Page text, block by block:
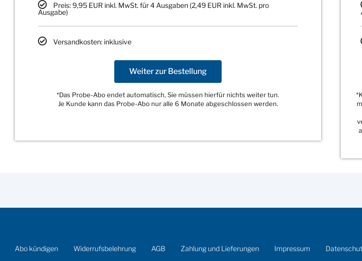
Preis: 9,95 EUR inkl. MwSt. für 4 Ausgaben (2,49 EUR inkl. MwSt. pro
Ausgabe)
Versandkosten: inklusive
Weiter zur Bestellung
*Das Probe-Abo endet automatisch, Sie müssen hierfür nichts weiter tun.
Je Kunde kann das Probe-Abo nur alle 6 Monate abgeschlossen werden.
Abo kündigen Widerrufsbelehrung AGB Zahlung und Lieferungen Impressum